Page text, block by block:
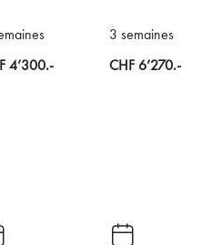
4’300.-
3 semaines
CHF 6’270.-